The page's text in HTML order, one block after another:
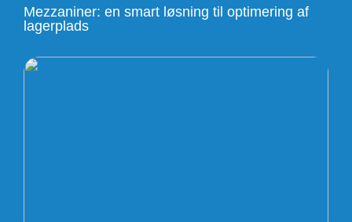
Mezzaniner: en smart løsning til optimering af
lagerplads